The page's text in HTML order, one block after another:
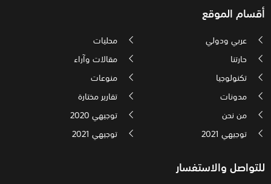
أقسام الموقع
عربي ودولي
محليات
حارتنا
مقالات وآراء
تكنولوجيا
منوعات
مدونات
تقارير مختارة
من نحن
توجيهي 2020
توجيهي 2021
توجيهي 2021
للتواصل والاستفسار